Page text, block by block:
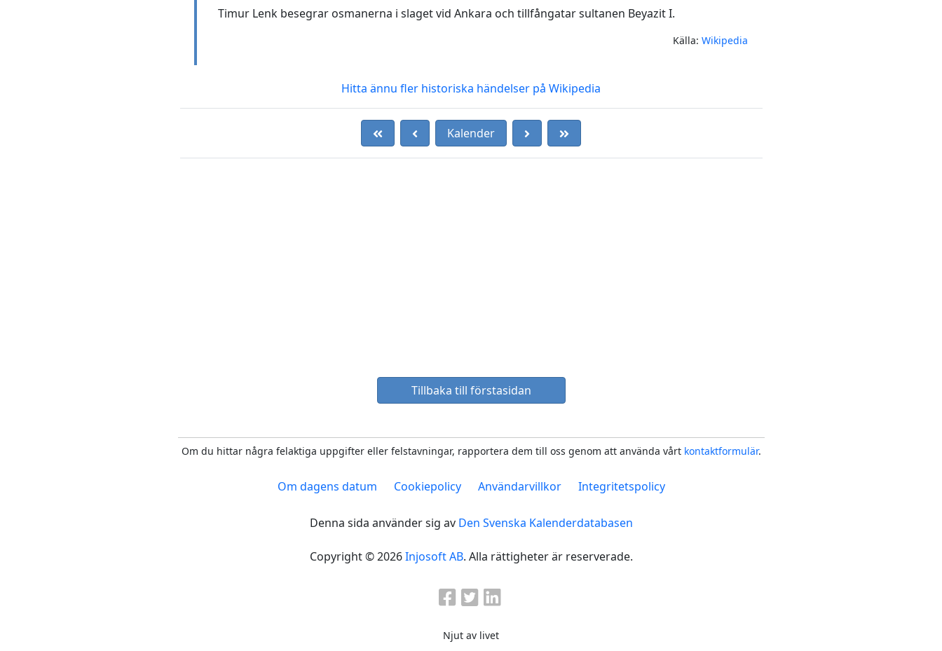
Timur Lenk besegrar osmanerna i slaget vid Ankara och tillfångatar sultanen Beyazit I.
Källa: Wikipedia
Hitta ännu fler historiska händelser på Wikipedia
Kalender
Tillbaka till förstasidan
Om du hittar några felaktiga uppgifter eller felstavningar, rapportera dem till oss genom att använda vårt kontaktformulär.
Om dagens datum Cookiepolicy Användarvillkor Integritetspolicy
Denna sida använder sig av Den Svenska Kalenderdatabasen
Copyright © 2026Injosoft AB. Alla rättigheter är reserverade.
Njut av livet